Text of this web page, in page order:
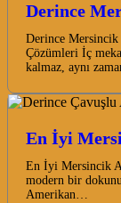
Derince
Derince Mersincik
Çözümleri İç
kalmaz, aynı
En İyi
En İyi Mersincik
modern bir
Amerikan…